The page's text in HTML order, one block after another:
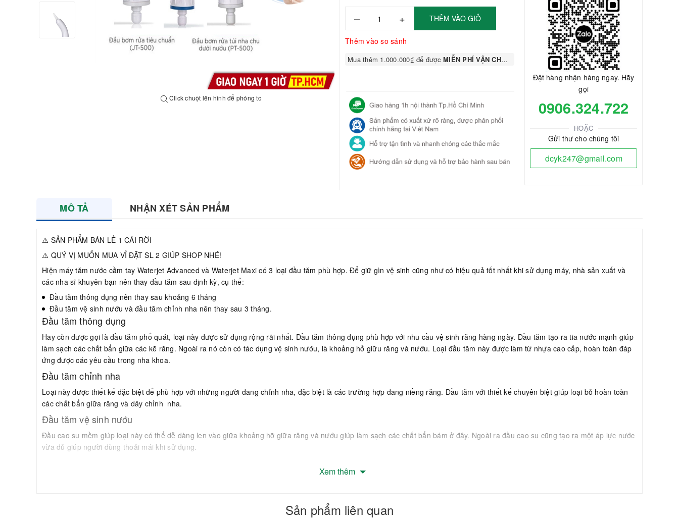
Click chuột lên hình để phóng to
– + THÊM VÀO GIỎ
Thêm vào so sánh
Mua thêm 1.000.000₫ để được MIỄN PHÍ VẬN CHUYỂN
Đặt hàng nhận hàng ngay. Hãy
gọi
0906.324.722
HOẶC
Gửi thư cho chúng tôi
dcyk247@gmail.com
MÔ TẢ NHẬN XÉT SẢN PHẨM
⚠️ SẢN PHẨM BÁN LẺ 1 CÁI RỜI
⚠️ QUÝ VỊ MUỐN MUA VỈ ĐẶT SL 2 GIÚP SHOP NHÉ!
Hiện máy tăm nước cầm tay Waterjet Advanced và Waterjet Maxi có 3 loại đầu tăm phù hợp. Để giữ gìn vệ sinh cũng như có hiệu quả tốt nhất khi sử dụng máy, nhà sản xuất và
các nha sĩ khuyên bạn nên thay đầu tăm sau định kỳ, cụ thể:
Đầu tăm thông dụng nên thay sau khoảng 6 tháng
Đầu tăm vệ sinh nướu và đầu tăm chỉnh nha nên thay sau 3 tháng.
Đầu tăm thông dụng
Hay còn được gọi là đầu tăm phổ quát, loại này được sử dụng rộng rãi nhất. Đầu tăm thông dụng phù hợp với nhu cầu vệ sinh răng hàng ngày. Đầu tăm tạo ra tia nước mạnh giúp
làm sạch các chất bẩn giữa các kẽ răng. Ngoài ra nó còn có tác dụng vệ sinh nướu, là khoảng hở giữu răng và nướu. Loại đầu tăm này được làm từ nhựa cao cấp, hoàn toàn đáp
ứng được các yêu cầu trong nha khoa.
Đầu tăm chỉnh nha
Loại này được thiết kế đặc biệt để phù hợp với những người đang chỉnh nha, đặc biệt là các trường hợp đang niềng răng. Đầu tăm với thiết kế chuyên biệt giúp loại bỏ hoàn toàn
các chất bẩn giữa răng và dây chỉnh nha.
Đầu tăm vệ sinh nướu
Đầu cao su mềm giúp loại này có thể dễ dàng len vào giữa khoảng hỡ giữa răng và nướu giúp làm sạch các chất bẩn bám ở đây. Ngoài ra đầu cao su cũng tạo ra một áp lực nước
vừa đủ giúp người dùng thoải mái khi sử dụng.
Xem thêm
Sản phẩm liên quan